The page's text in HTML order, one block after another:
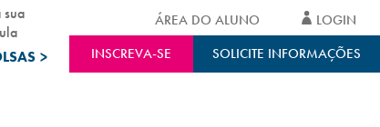
>
sua
INSCREVA-SE SOLICITE INFORMAÇÕES
ÁREA DO ALUNO LOGIN